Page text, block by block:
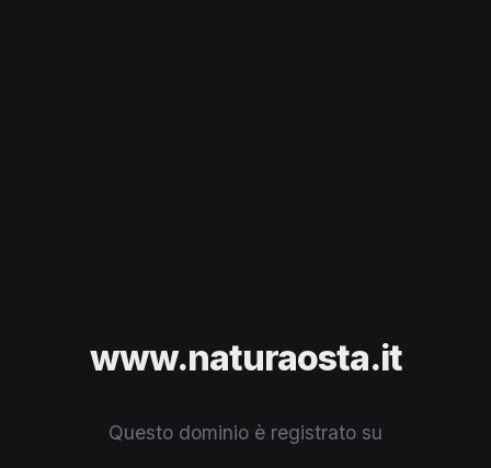
www.naturaosta.it
Questo dominio è registrato su